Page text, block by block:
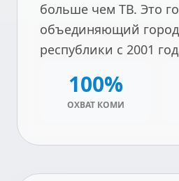
больше чем ТВ. Это
объединяющий
республики с 2001
100%
ОХВАТ КОМИ